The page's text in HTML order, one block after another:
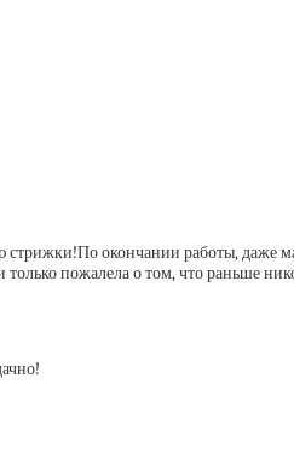
По окончании работы, даже
пожалела о том, что раньше